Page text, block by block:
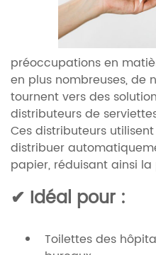
préoccupations en
en plus nombreuses, de
tournent vers des
distributeurs de
Ces distributeurs
distribuer
papier, réduisant ainsi
✔ Idéal pour :
Toilettes des